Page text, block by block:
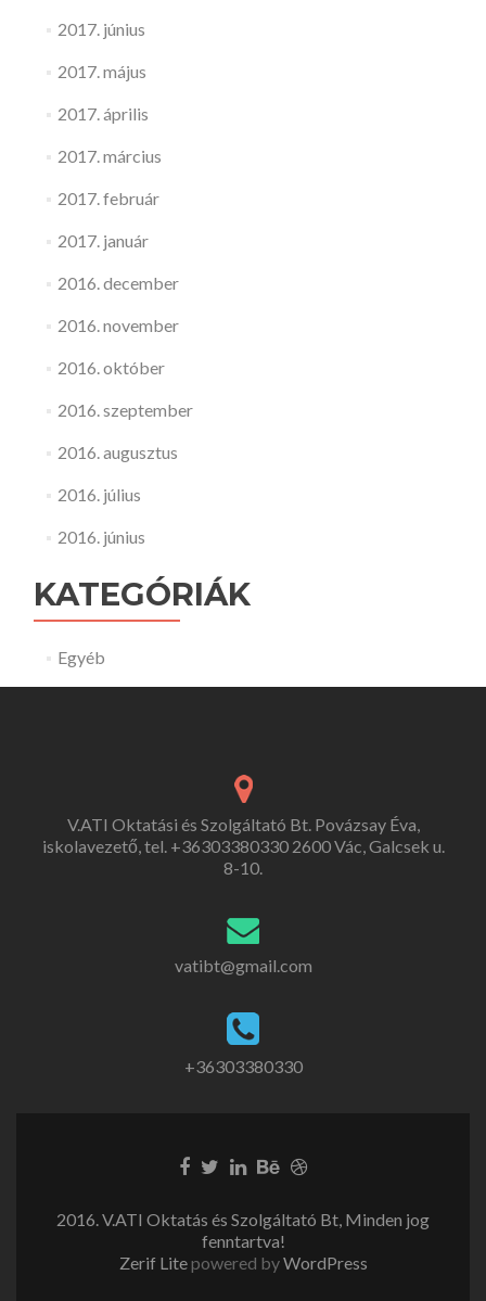
2017. június
2017. május
2017. április
2017. március
2017. február
2017. január
2016. december
2016. november
2016. október
2016. szeptember
2016. augusztus
2016. július
2016. június
KATEGÓRIÁK
Egyéb
V.ATI Oktatási és Szolgáltató Bt. Povázsay Éva,
iskolavezető, tel. +36303380330 2600 Vác, Galcsek u.
8-10.
vatibt@gmail.com
+36303380330
2016. V.ATI Oktatás és Szolgáltató Bt, Minden jog
fenntartva!
Zerif Litepowered byWordPress